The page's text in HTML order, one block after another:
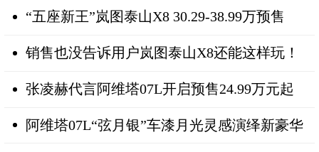
“五座新王”岚图泰山X8 30.29-38.99万预售
销售也没告诉用户岚图泰山X8还能这样玩！
张凌赫代言阿维塔07L开启预售24.99万元起
阿维塔07L“弦月银”车漆月光灵感演绎新豪华